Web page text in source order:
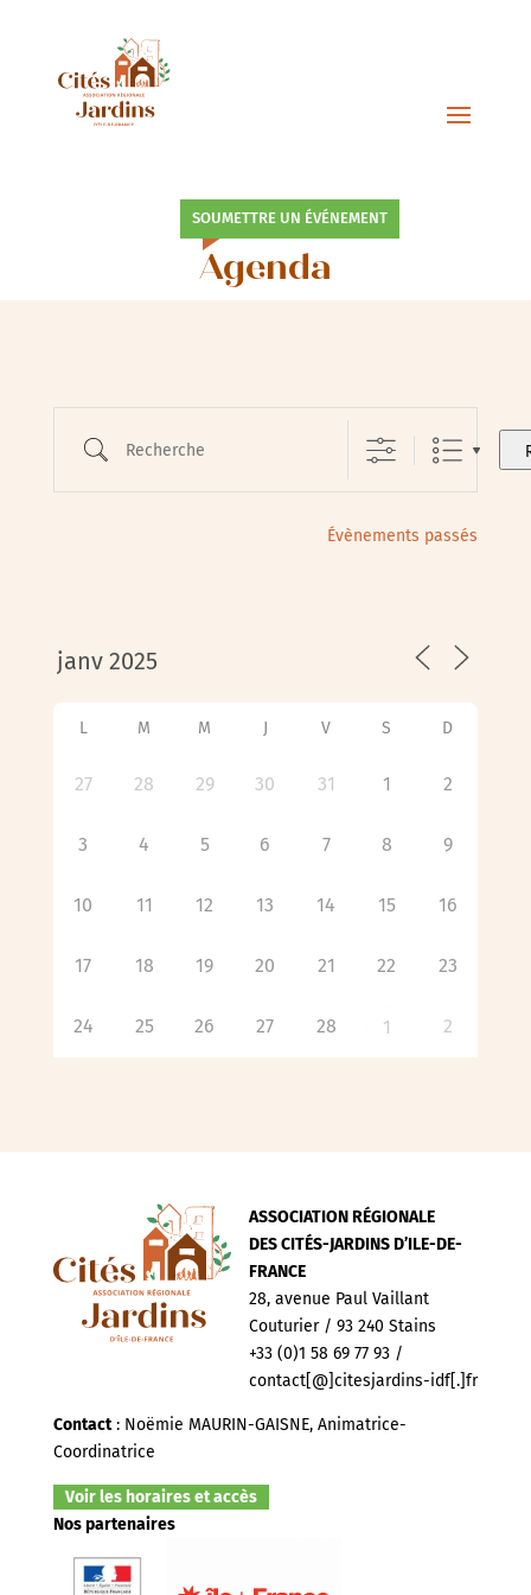
SOUMETTRE UN ÉVÉNEMENT
Agenda
Évènements passés
L M M J V S D
27 28 29 30 31 1 2
3 4 5 6 7 8 9
10 11 12 13 14 15 16
17 18 19 20 21 22 23
24 25 26 27 28 1 2
ASSOCIATION RÉGIONALE
DES CITÉS-JARDINS D’ILE-DE-
FRANCE
28, avenue Paul Vaillant
Couturier / 93 240 Stains
+33 (0)1 58 69 77 93 /
contact[@]citesjardins-idf[.]fr
Contact: Noëmie MAURIN-GAISNE, Animatrice-
Coordinatrice
Voir les horaires et accès
Nos partenaires